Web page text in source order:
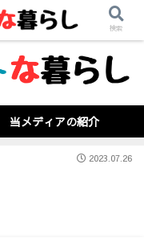
当メディアの紹介
2023.07.26
検索